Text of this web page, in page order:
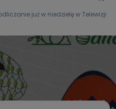
już w niedzielę w Telewizji